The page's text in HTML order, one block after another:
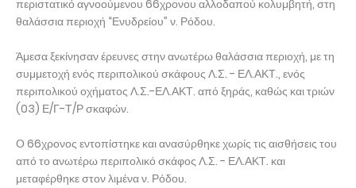
περιστατικό αγνοούμενου 66χρονου αλλοδαπού κολυμβητή, στη
θαλάσσια περιοχή “Ενυδρείου” ν. Ρόδου.
Άμεσα ξεκίνησαν έρευνες στην ανωτέρω θαλάσσια περιοχή, με τη
συμμετοχή ενός περιπολικού σκάφους Λ.Σ. - ΕΛ.ΑΚΤ., ενός
περιπολικού οχήματος Λ.Σ.-ΕΛ.ΑΚΤ. από ξηράς, καθώς και τριών
(03) Ε/Γ-Τ/Ρ σκαφών.
Ο 66χρονος εντοπίστηκε και ανασύρθηκε χωρίς τις αισθήσεις του
από το ανωτέρω περιπολικό σκάφος Λ.Σ. - ΕΛ.ΑΚΤ. και
μεταφέρθηκε στον λιμένα ν. Ρόδου.